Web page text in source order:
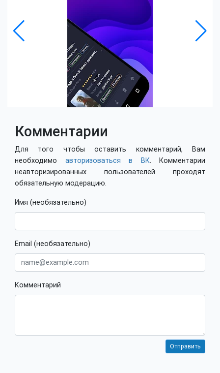
Комментарии
Для того чтобы оставить комментарий, Вам
необходимо авторизоваться в ВК. Комментарии
неавторизированных пользователей проходят
обязательную модерацию.
Имя (необязательно)
Email (необязательно)
Комментарий